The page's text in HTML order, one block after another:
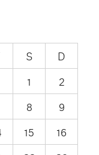
S
D
1
2
8
9
15
16